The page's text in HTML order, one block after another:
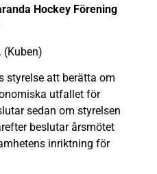
Hockey Förening
(Kuben)
styrelse att berätta om
utfallet för
sedan om styrelsen
beslutar årsmötet
inriktning för